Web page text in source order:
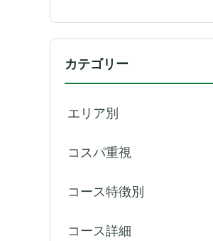
カテゴリー
エリア別
コスパ重視
コース特徴別
コース詳細